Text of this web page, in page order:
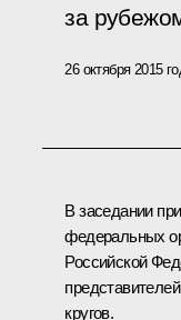
за
26 октября 2015
В заседании
федеральных
Российской
кругов.